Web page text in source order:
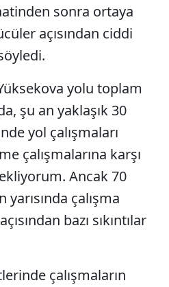
sonra ortaya
açısından ciddi
yolu toplam
şu an yaklaşık 30
yol çalışmaları
çalışmalarına karşı
Ancak 70
çalışma
bazı sıkıntılar
çalışmaların